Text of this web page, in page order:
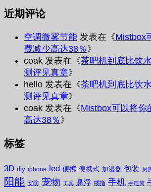
近期评论
空调微雾节能 发表在《Mistbox
费减少高达38％ 》
coak 发表在《茶吧机到底比饮
测评见真章》
hello 发表在《茶吧机到底比饮
测评见真章》
coak 发表在《Mistbox可以将你
高达38％ 》
标签
3D diy iphone led 便携 便携式 加湿器 包装 厨
阳能 安防 宠物 工具 悬浮 戒指 手机 手电筒